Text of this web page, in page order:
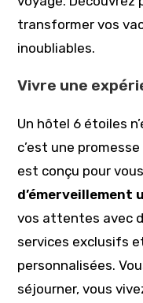
transformer vos
inoubliables.
Vivre une
Un hôtel 6 étoiles
c’est une
est conçu pour
d’émerveillement
vos attentes avec
services exclusifs
personnalisées.
séjourner, vous